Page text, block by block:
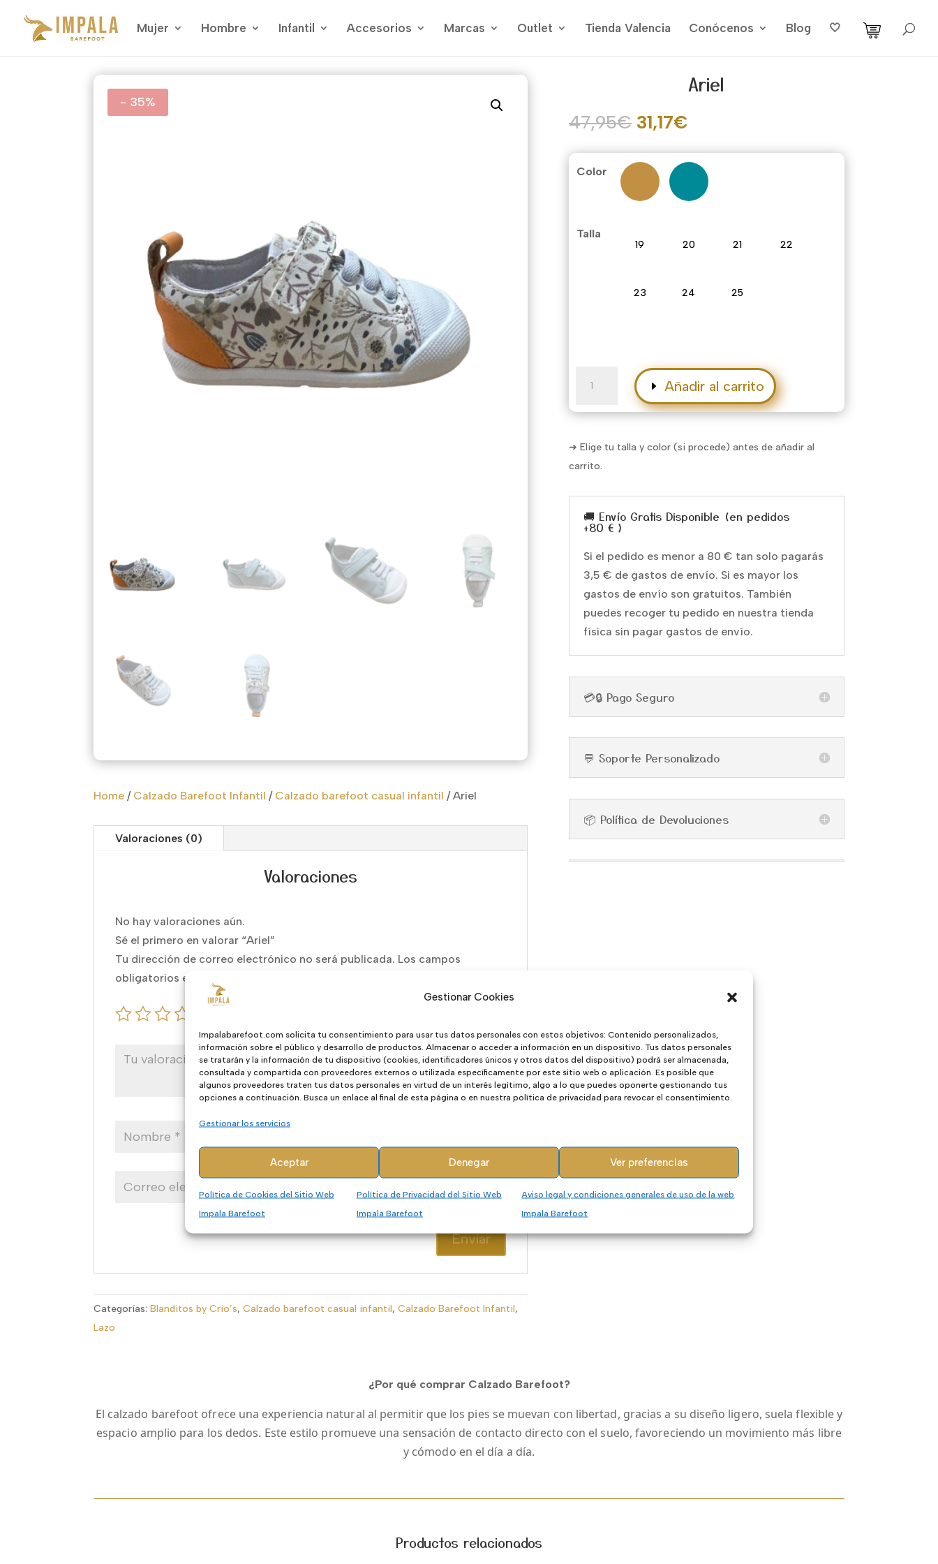
Gestionar Cookies
Impalabarefoot.com solicita tu consentimiento para usar tus datos personales con estos objetivos: Contenido personalizados,
información sobre el público y desarrollo de productos. Almacenar o acceder a información en un dispositivo. Tus datos personales
se tratarán y la información de tu dispositivo (cookies, identificadores únicos y otros datos del dispositivo) podrá ser almacenada,
consultada y compartida con proveedores externos o utilizada específicamente por este sitio web o aplicación. Es posible que
algunos proveedores traten tus datos personales en virtud de un interés legítimo, algo a lo que puedes oponerte gestionando tus
opciones a continuación. Busca un enlace al final de esta página o en nuestra política de privacidad para revocar el consentimiento.
Gestionar los servicios
Aceptar Denegar Ver preferencias
Política de Cookies del Sitio Web
Impala Barefoot
Política de Privacidad del Sitio Web
Impala Barefoot
Aviso legal y condiciones generales de uso de la web
Impala Barefoot
Mujer Hombre Infantil Accesorios Marcas Outlet Tienda Valencia Conócenos Blog 🤍
- 35%
Home / Calzado Barefoot Infantil / Calzado barefoot casual infantil /Ariel
Valoraciones (0)
Valoraciones
No hay valoraciones aún.
Sé el primero en valorar “Ariel”
Tu dirección de correo electrónico no será publicada. Los campos
obligatorios están marcados con
Categorías: Blanditos by Crio’s,Calzado barefoot casual infantil,Calzado Barefoot Infantil,
Lazo
Ariel
47,95€ El
original
era:
47,95€.
31,17€El
actual
es:
31,17€.
Color
Talla
19 20 21 22
23 24 25
Añadir al carrito
➜ Elige tu talla y color (si procede) antes de añadir al
carrito.
🚚 Envío Gratis Disponible (en pedidos
+80 € )
Si el pedido es menor a 80 € tan solo pagarás
3,5 € de gastos de envío. Si es mayor los
gastos de envío son gratuitos. También
puedes recoger tu pedido en nuestra tienda
física sin pagar gastos de envío.
💳🔒 Pago Seguro
💬 Soporte Personalizado
📦 Política de Devoluciones
¿Por qué comprar Calzado Barefoot?
El calzado barefoot ofrece una experiencia natural al permitir que los pies se muevan con libertad, gracias a su diseño ligero, suela flexible y
espacio amplio para los dedos. Este estilo promueve una sensación de contacto directo con el suelo, favoreciendo un movimiento más libre
y cómodo en el día a día.
Productos relacionados